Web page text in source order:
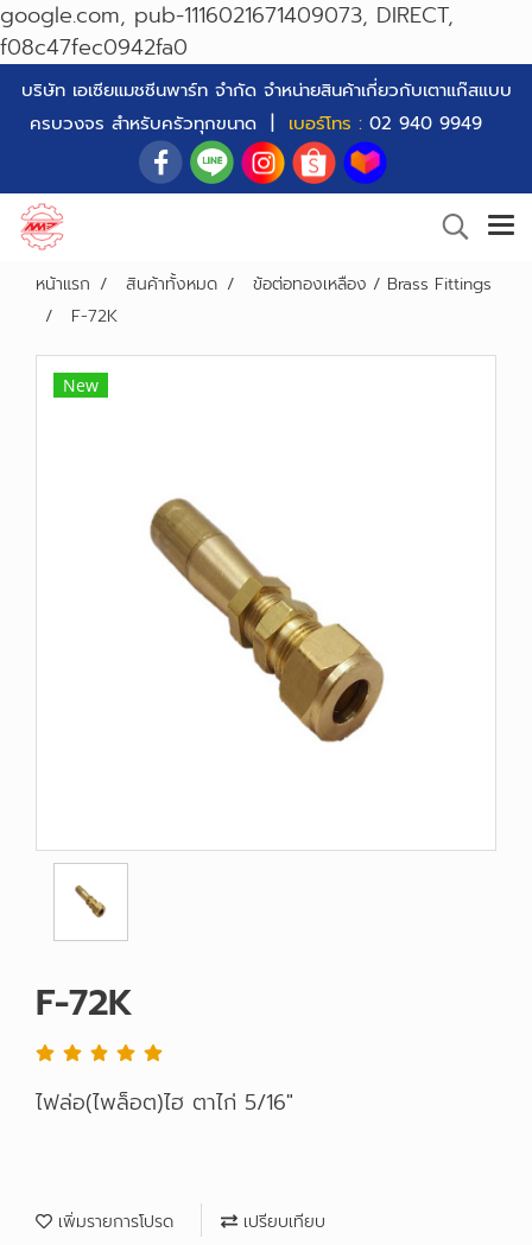
google.com, pub-1116021671409073, DIRECT,
f08c47fec0942fa0
บริษัท เอเซียแมชชีนพาร์ท จำกัด จำหน่ายสินค้าเกี่ยวกับเตาแก๊สแบบ
ครบวงจร สำหรับครัวทุกขนาด | เบอร์โทร : 02 940 9949
หน้าแรก สินค้าทั้งหมด
ข้อต่อทองเหลือง / Brass Fittings
F-72K
New
F-72K
ไฟล่อ(ไพล็อต)ไฮ ตาไก่ 5/16"
เพิ่มรายการโปรด เปรียบเทียบ